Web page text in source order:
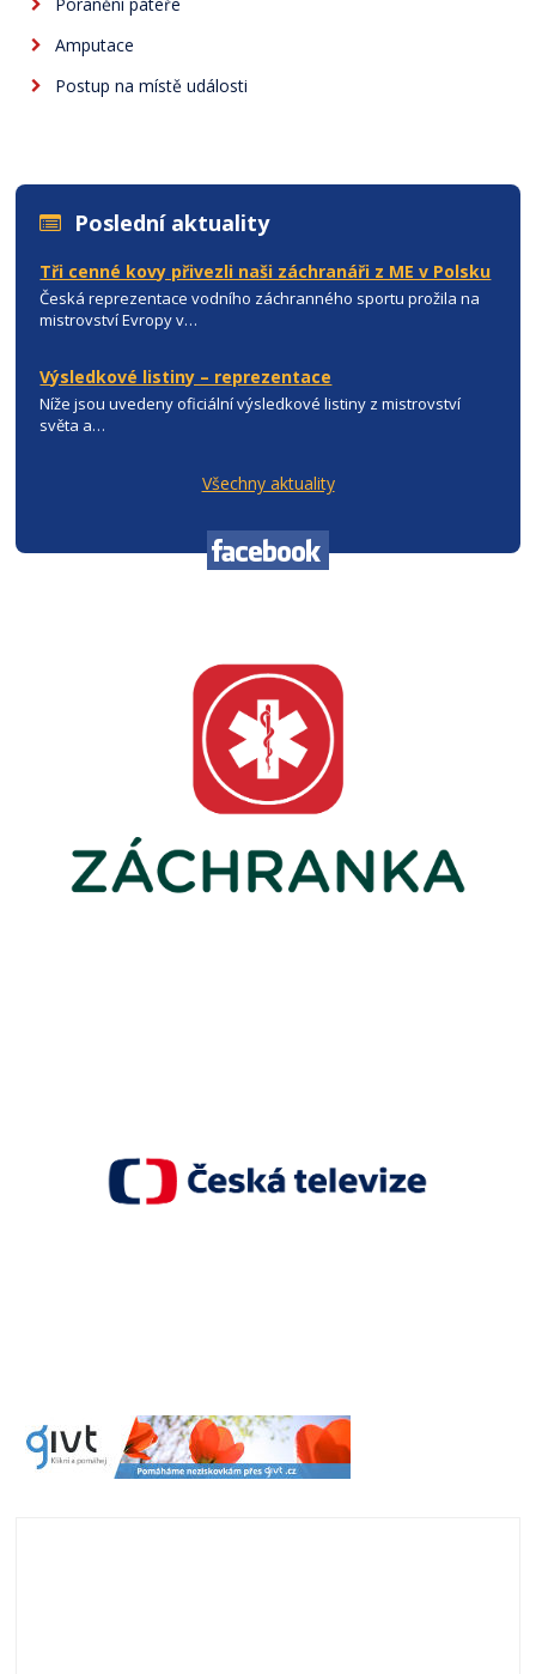
Amputace
Postup na místě události
Poslední aktuality
Tři cenné kovy přivezli naši záchranáři z ME v Polsku
Česká reprezentace vodního záchranného sportu prožila na
mistrovství Evropy v…
Výsledkové listiny – reprezentace
Níže jsou uvedeny oficiální výsledkové listiny z mistrovství
světa a…
Všechny aktuality